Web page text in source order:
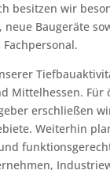
besitzen wir
neue Baugeräte
Mittelhessen. Für
erschließen
Weiterhin